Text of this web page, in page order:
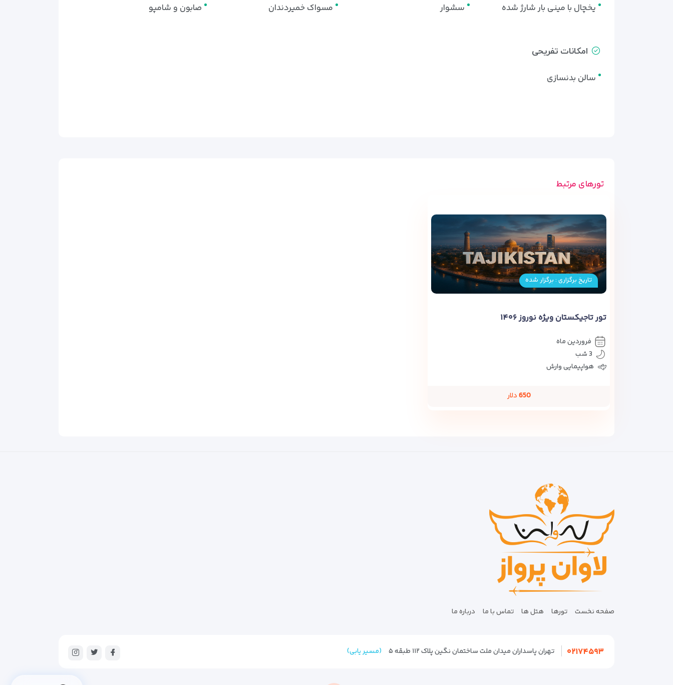
یخچال با مینی بار شارژ شده سشوار مسواک خمیردندان صابون و شامپو
امکانات تفریحی
سالن بدنسازی
تورهای مرتبط
تاریخ برگزاری : برگزار شده
تور تاجیکستان ویژه نوروز ۱۴۰۶
فروردین ماه
3 شب
هواپیمایی وارش
650دلار
صفحه نخست تورها هتل ها تماس با ما درباره ما
۰۲۱۷۴۵۹۳ تهران پاسداران میدان ملت ساختمان نگین پلاک ۱۱۲ طبقه ۵ (مسیر یابی)